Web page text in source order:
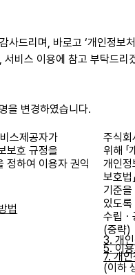
사드리며 , 바로고 ‘개인정보
, 서비스 이용에 참고 부탁드리
을 변경하였습니다.
스제공자가
보호 규정을
정하여 이용자 권익
법
주식회
위해
개인
보호법
기준
있도
수립ㆍ
(중략)
3.개
5.이
7.개
(이하